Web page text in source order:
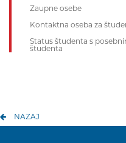
Zaupne osebe
Kontaktna oseba za
Status študenta s
študenta
NAZAJ